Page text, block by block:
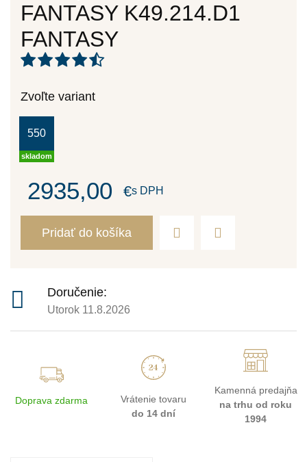
FANTASY K49.214.D1
FANTASY
Zvoľte variant
550
skladom
2935,00 €s DPH
Pridať do košíka
Doručenie:
Utorok 11.8.2026
Doprava zdarma
Vrátenie tovaru
do 14 dní
Kamenná predajňa
na trhu od roku
1994